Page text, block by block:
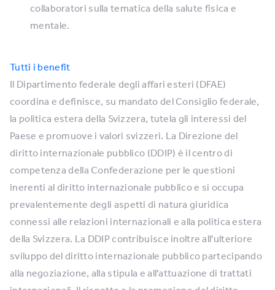
collaboratori sulla tematica della salute fisica e
mentale.
Tutti i benefit
Il Dipartimento federale degli affari esteri (DFAE)
coordina e definisce, su mandato del Consiglio federale,
la politica estera della Svizzera, tutela gli interessi del
Paese e promuove i valori svizzeri. La Direzione del
diritto internazionale pubblico (DDIP) è il centro di
competenza della Confederazione per le questioni
inerenti al diritto internazionale pubblico e si occupa
prevalentemente degli aspetti di natura giuridica
connessi alle relazioni internazionali e alla politica estera
della Svizzera. La DDIP contribuisce inoltre all'ulteriore
sviluppo del diritto internazionale pubblico partecipando
alla negoziazione, alla stipula e all'attuazione di trattati